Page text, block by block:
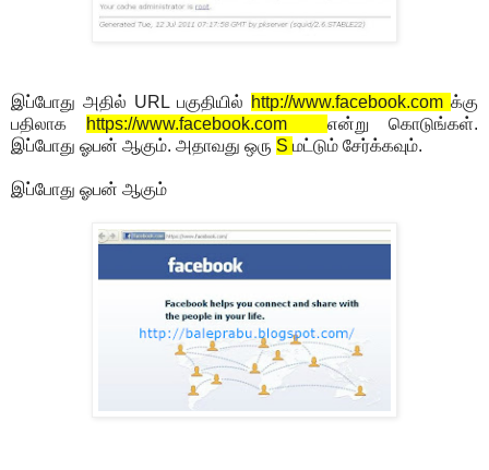
இப்போது அதில் URL பகுதியில் http://www.facebook.com க்கு
பதிலாக
https://www.facebook.com என்று கொடுங்கள்.
இப்போது ஓபன் ஆகும். அதாவது ஒரு S மட்டும் சேர்க்கவும்.
இப்போது ஓபன் ஆகும்